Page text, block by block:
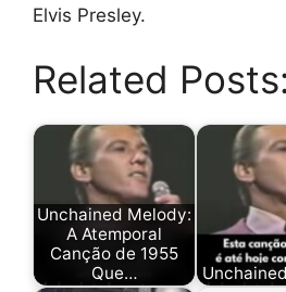
Elvis Presley.
Related Posts:
Unchained Melody:
A Atemporal
Canção de 1955
Que…